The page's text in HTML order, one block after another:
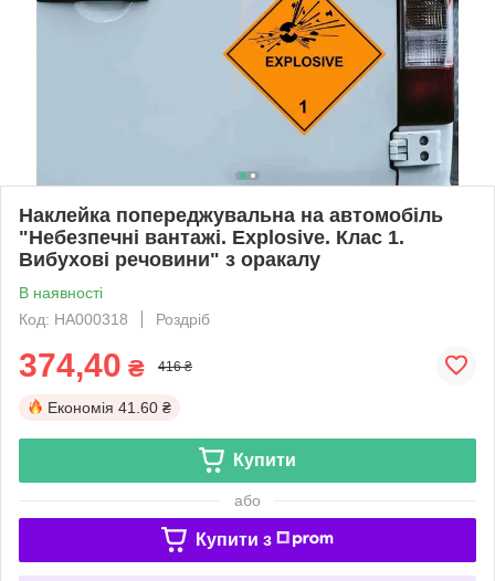
Наклейка попереджувальна на автомобіль
"Небезпечні вантажі. Explosive. Клас 1.
Вибухові речовини" з оракалу
В наявності
Код: НА000318
Роздріб
374,40 ₴ 416 ₴
Економія 41.60 ₴
Купити
або
Купити з